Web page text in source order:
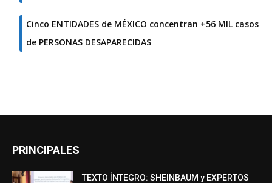
Cinco ENTIDADES de MÉXICO concentran +56 MIL casos
de PERSONAS DESAPARECIDAS
PRINCIPALES
TEXTO ÍNTEGRO: SHEINBAUM y EXPERTOS